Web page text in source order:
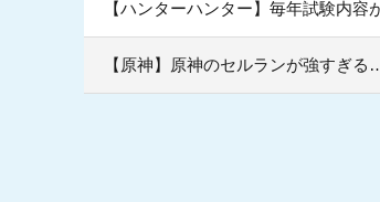
【ハンターハンター】毎年試験内
【原神】原神のセルランが強すぎ